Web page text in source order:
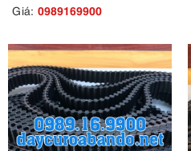
Giá: 0989169900